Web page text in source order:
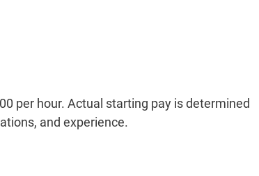
per hour. Actual starting pay is determined
and experience.